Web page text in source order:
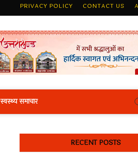
PRIVACY POLICY CONTACT US
स्वस्थ्य समाचार
RECENT POSTS